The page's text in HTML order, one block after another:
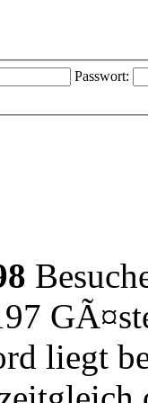
Passwort:
liegt